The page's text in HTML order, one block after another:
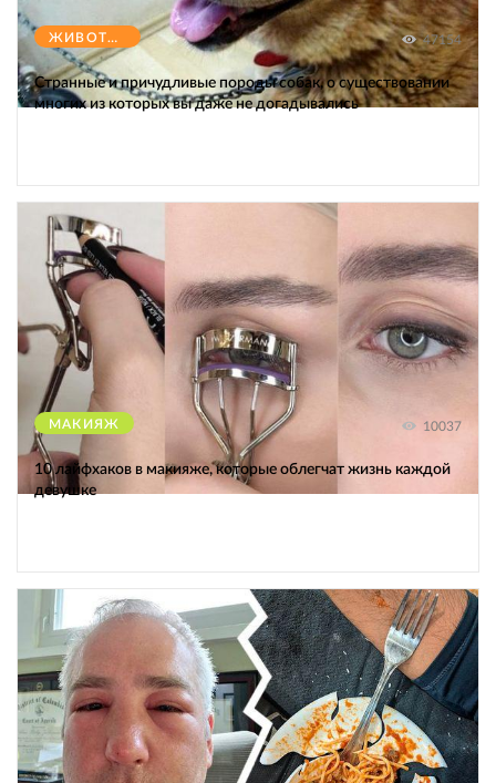
ЖИВОТНЫЕ 47154
Странные и причудливые породы собак, о существовании
многих из которых вы даже не догадывались
МАКИЯЖ 10037
10 лайфхаков в макияже, которые облегчат жизнь каждой
девушке